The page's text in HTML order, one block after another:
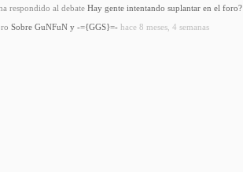
respondido al debate Hay gente intentando suplantar en el foro?
Sobre GuNFuN y -={GGS}=- hace 8 meses, 4 semanas